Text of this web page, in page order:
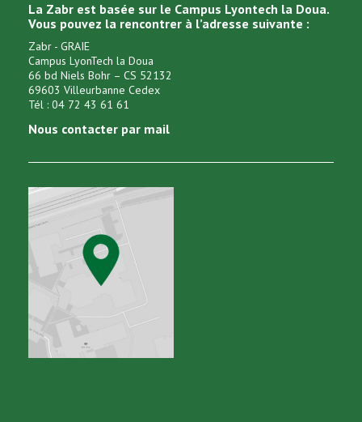
La Zabr est basée sur le Campus Lyontech la Doua.
Vous pouvez la rencontrer à l’adresse suivante :
Zabr - GRAIE
Campus LyonTech la Doua
66 bd Niels Bohr – CS 52132
69603 Villeurbanne Cedex
Tél : 04 72 43 61 61
Nous contacter par mail